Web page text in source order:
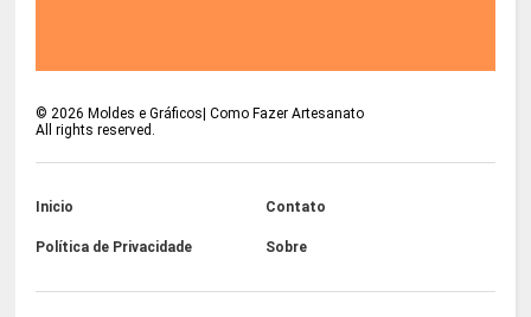
©2026 Moldes e Gráficos| Como Fazer Artesanato
All rights reserved.
Inicio Contato
Política de Privacidade Sobre